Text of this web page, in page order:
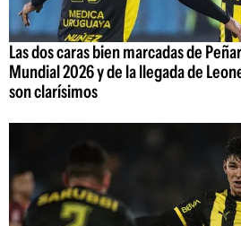
Las dos caras bien marcadas de
Mundial 2026 y de la llegada de
son clarísimos